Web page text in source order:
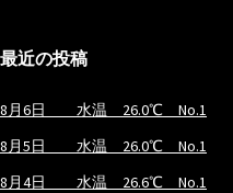
最近の投稿
8月6日 水温 26.0℃ No.1
8月5日 水温 26.0℃ No.1
8月4日 水温 26.6℃ No.1